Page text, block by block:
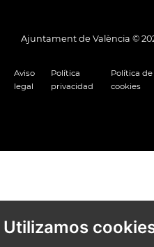
Utilizamos
Ajuntament de València ©
Aviso
legal
Política
privacidad
Política de
cookies